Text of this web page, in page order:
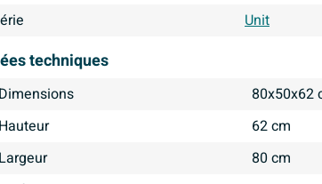
Unit
techniques
Dimensions
80x50x62
Hauteur
62 cm
Largeur
80 cm